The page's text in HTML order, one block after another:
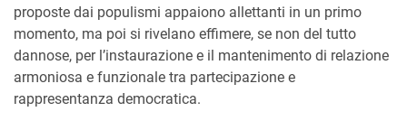
proposte dai populismi appaiono allettanti in un primo
momento, ma poi si rivelano effimere, se non del tutto
dannose, per l’instaurazione e il mantenimento di relazione
armoniosa e funzionale tra partecipazione e
rappresentanza democratica.